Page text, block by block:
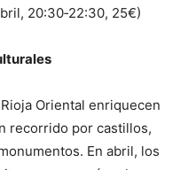
20:30‑22:30, 25€)
Oriental enriquecen
recorrido por castillos,
En abril, los